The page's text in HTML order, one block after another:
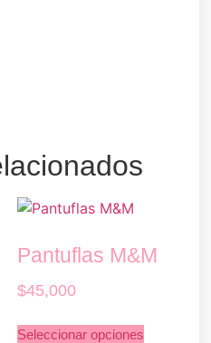
Pantuflas M&M
$45,000
Seleccionar opciones